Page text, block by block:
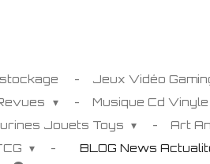
Jeux Vidéo
Musique Cd
Jouets Toys
Art
BLOG News